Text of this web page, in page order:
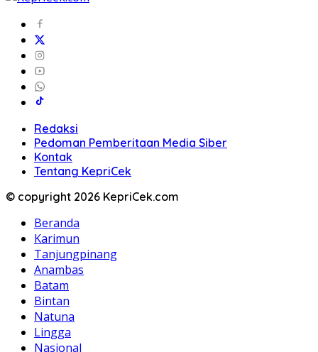
Redaksi
Pedoman Pemberitaan Media Siber
Kontak
Tentang KepriCek
© copyright 2026 KepriCek.com
Beranda
Karimun
Tanjungpinang
Anambas
Batam
Bintan
Natuna
Lingga
Nasional